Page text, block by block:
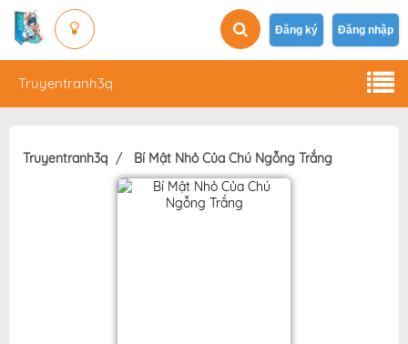
Đăng ký Đăng nhập
Truyentranh3q
Truyentranh3q Bí Mật Nhỏ Của Chú Ngỗng Trắng